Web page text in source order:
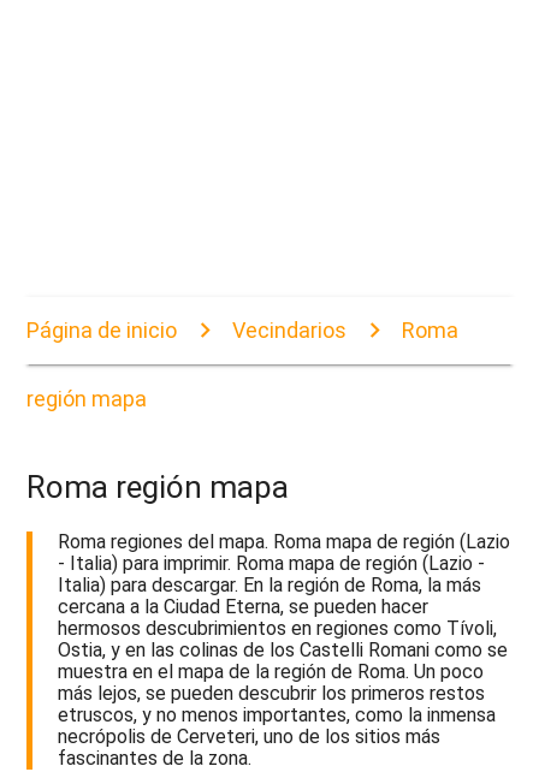
Página de inicio Vecindarios Roma
región mapa
Roma región mapa
Roma regiones del mapa. Roma mapa de región (Lazio
- Italia) para imprimir. Roma mapa de región (Lazio -
Italia) para descargar. En la región de Roma, la más
cercana a la Ciudad Eterna, se pueden hacer
hermosos descubrimientos en regiones como Tívoli,
Ostia, y en las colinas de los Castelli Romani como se
muestra en el mapa de la región de Roma. Un poco
más lejos, se pueden descubrir los primeros restos
etruscos, y no menos importantes, como la inmensa
necrópolis de Cerveteri, uno de los sitios más
fascinantes de la zona.